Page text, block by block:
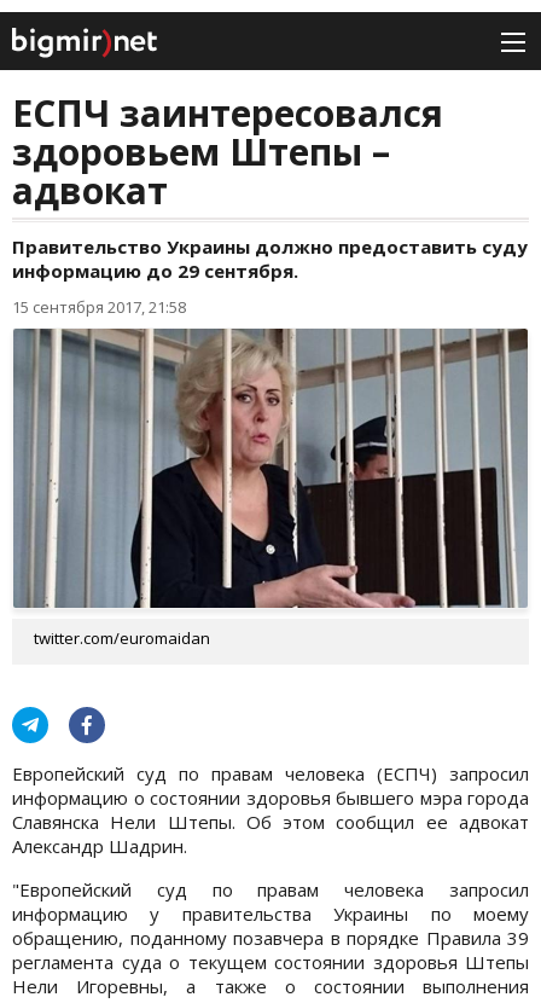
ЕСПЧ заинтересовался
здоровьем Штепы –
адвокат
Правительство Украины должно предоставить суду
информацию до 29 сентября.
15 сентября 2017, 21:58
twitter.com/euromaidan
Европейский суд по правам человека (ЕСПЧ) запросил
информацию о состоянии здоровья бывшего мэра города
Славянска Нели Штепы. Об этом сообщил ее адвокат
Александр Шадрин.
"Европейский суд по правам человека запросил
информацию у правительства Украины по моему
обращению, поданному позавчера в порядке Правила 39
регламента суда о текущем состоянии здоровья Штепы
Нели Игоревны, а также о состоянии выполнения